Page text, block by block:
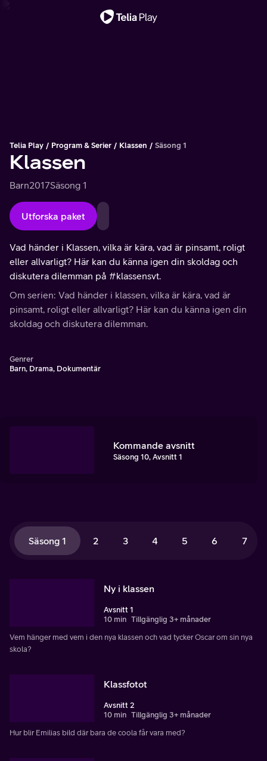
Telia Play Program & Serier Klassen Säsong 1
Klassen
Barn2017Säsong 1
Utforska paket
Vad händer i Klassen, vilka är kära, vad är pinsamt, roligt
eller allvarligt? Här kan du känna igen din skoldag och
diskutera dilemman på #klassensvt.
Om serien: Vad händer i klassen, vilka är kära, vad är
pinsamt, roligt eller allvarligt? Här kan du känna igen din
skoldag och diskutera dilemman.
Genrer
Barn, Drama, Dokumentär
Kommande avsnitt
Säsong 10, Avsnitt 1
Säsong 1 2 3 4 5 6 7
Ny i klassen
Avsnitt 1
10 min Tillgänglig 3+ månader
Vem hänger med vem i den nya klassen och vad tycker Oscar om sin nya
skola?
Klassfotot
Avsnitt 2
10 min Tillgänglig 3+ månader
Hur blir Emilias bild där bara de coola får vara med?